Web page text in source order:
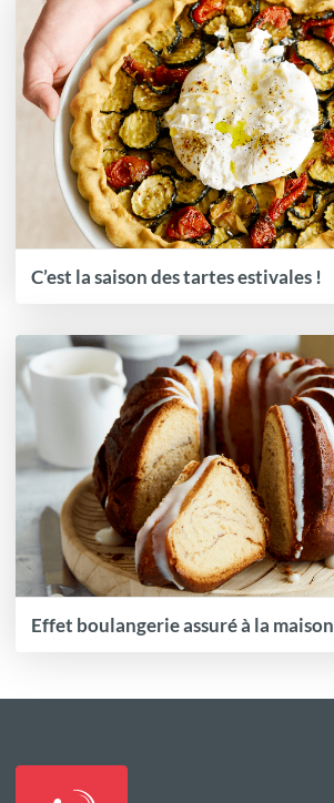
C’est la saison des tartes estivales !
Effet boulangerie assuré à la maison